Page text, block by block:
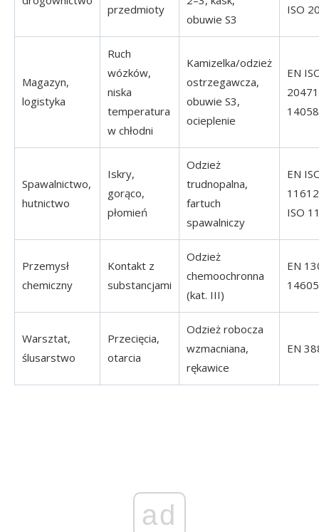
przedmioty
obuwie S3
ISO
Magazyn,
logistyka
Ruch
wózków,
niska
temperatura
w chłodni
Kamizelka/odzież
ostrzegawcza,
obuwie S3,
ocieplenie
EN
14058
Spawalnictwo,
hutnictwo
Iskry,
gorąco,
płomień
Odzież
trudnopalna,
fartuch
spawalniczy
EN
ISO
Przemysł
chemiczny
Kontakt z
substancjami
Odzież
chemoochronna
(kat. III)
EN
14605
Warsztat,
ślusarstwo
Przecięcia,
otarcia
Odzież robocza
wzmacniana,
rękawice
EN
ad